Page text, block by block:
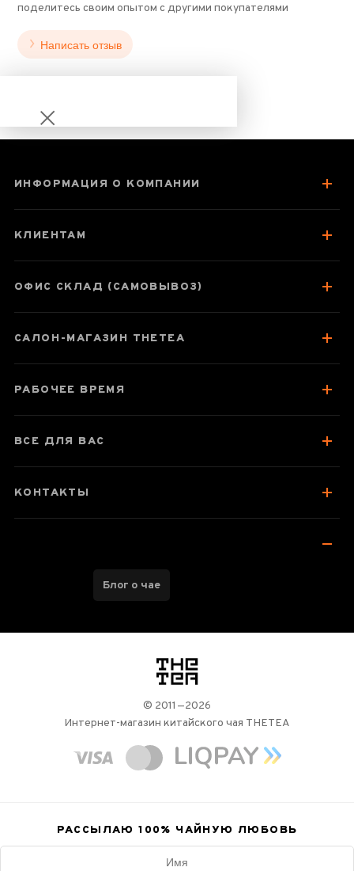
поделитесь своим опытом с другими покупателями
Написать отзыв
Паспорт товара
О чае
ИНФОРМАЦИЯ О КОМПАНИИ
КЛИЕНТАМ
ОФИС СКЛАД (САМОВЫВОЗ)
САЛОН-МАГАЗИН THETEA
РАБОЧЕЕ ВРЕМЯ
ВСЕ ДЛЯ ВАС
КОНТАКТЫ
Блог о чае
логотип
© 2011—2026
Интернет-магазин китайского чая THETEA
РАССЫЛАЮ 100% ЧАЙНУЮ ЛЮБОВЬ